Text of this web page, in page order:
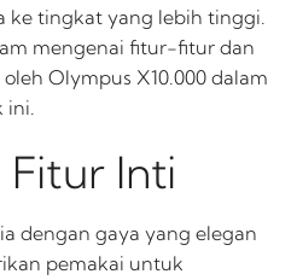
ke tingkat yang lebih tinggi.
mengenai fitur-fitur dan
Olympus X10.000 dalam
ini.
Fitur Inti
dengan gaya yang elegan
pemakai untuk